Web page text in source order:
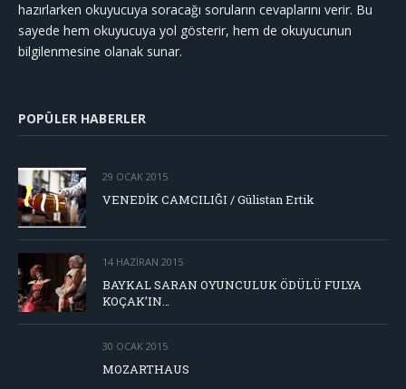
hazırlarken okuyucuya soracağı soruların cevaplarını verir. Bu
sayede hem okuyucuya yol gösterir, hem de okuyucunun
bilgilenmesine olanak sunar.
POPÜLER HABERLER
29 OCAK 2015
VENEDİK CAMCILIĞI / Gülistan Ertik
14 HAZIRAN 2015
BAYKAL SARAN OYUNCULUK ÖDÜLÜ FULYA
KOÇAK’IN…
30 OCAK 2015
MOZARTHAUS